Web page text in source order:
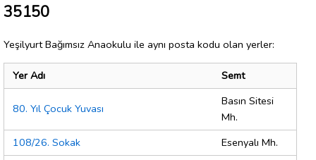
35150
Yeşilyurt Bağımsız Anaokulu ile aynı posta kodu olan yerler:
Yer Adı Semt
80. Yıl Çocuk Yuvası
Basın Sitesi
Mh.
108/26. Sokak
Esenyalı Mh.